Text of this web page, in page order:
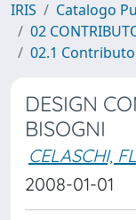
IRIS
Catalogo
02
02.1
DESIGN
BISOGNI
CELASCHI,
2008-01-01